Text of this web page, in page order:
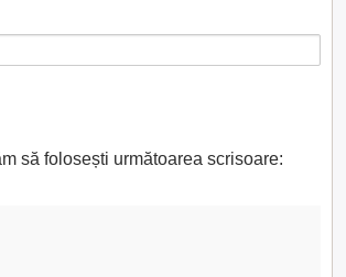
să folosești următoarea scrisoare: